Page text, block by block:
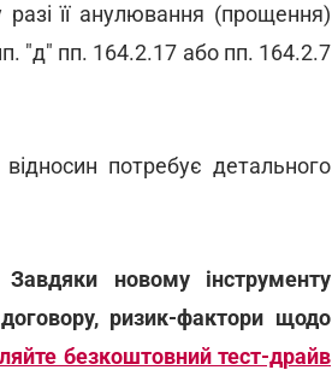
її анулювання (прощення)
"д" пп. 164.2.17 або пп. 164.2.7
потребує детального
новому інструменту
ризик-фактори щодо
безкоштовний тест-драйв